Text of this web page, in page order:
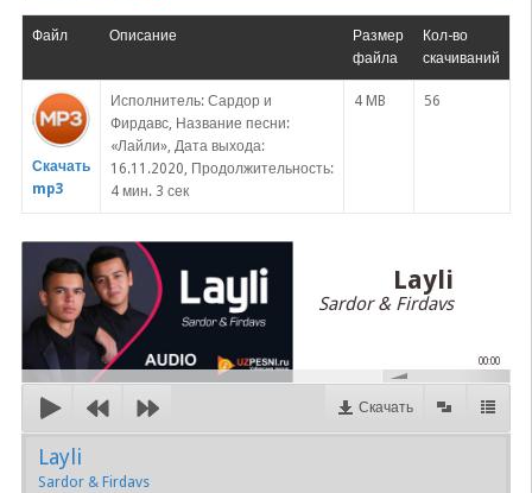
Файл Описание
Размер
файла
Кол-во
скачиваний
Скачать
mp3
Исполнитель: Сардор и
Фирдавс, Название песни:
«Лайли», Дата выхода:
16.11.2020, Продолжительность:
4 мин. 3 сек
4 MB 56
Layli
Sardor & Firdavs
00:00
Скачать
Layli
Sardor & Firdavs